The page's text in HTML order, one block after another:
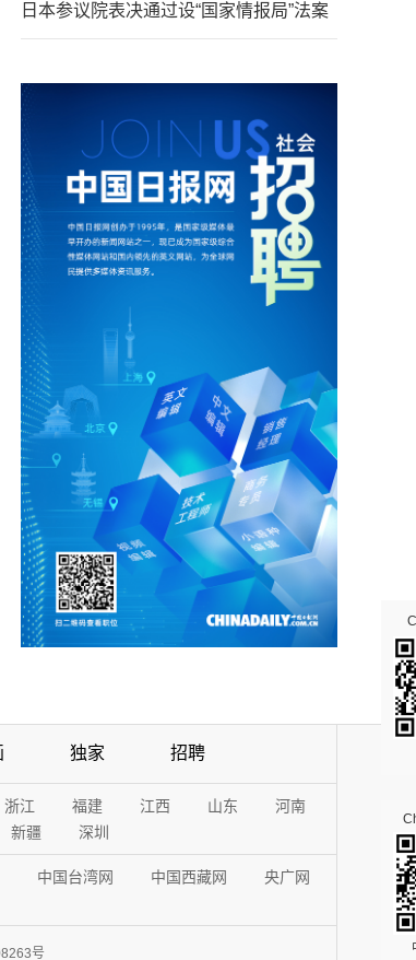
日本参议院表决通过设“国家情报局”法案
独家 招聘
浙江 福建 江西 山东
河南
新疆 深圳
中国台湾网 中国西藏网
央广网
号